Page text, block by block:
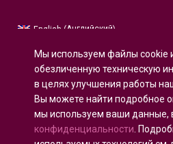
English (Английский)
Русский
Español(Испанский)
Français( Французский )
Немецкий
العربية( Арабский )
Мы используем файлы cookie
обезличенную техническую
в целях улучшения работы
Вы можете найти подробное
мы используем ваши данные,
конфиденциальности .